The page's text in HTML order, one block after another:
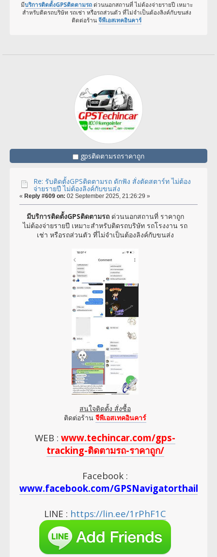
มีบริการติดตั้งGPSติดตามรถด่วนนอกสถานที่ ไม่ต้องจ่ายรายปี เหมาะ
สำหรับติดรถบริษัท รถเช่า หรือรถส่วนตัว ที่ไม่จำเป็นต้องลิงค์กับขนส่ง
ติดต่อร้านจีพีเอสเทคอินคาร์
gpsติดตามรถราคาถูก
Re: รับติดตั้งGPSติดตามรถ ดักฟัง สั่งตัดสตาร์ท ไม่ต้อง
จ่ายรายปี ไม่ต้องลิงค์กับขนส่ง
« Reply #609 on: 02 September 2025, 21:26:29 »
มีบริการติดตั้งGPSติดตามรถด่วนนอกสถานที่ ราคาถูก
ไม่ต้องจ่ายรายปี เหมาะสำหรับติดรถบริษัท รถโรงงาน รถ
เช่า หรือรถส่วนตัว ที่ไม่จำเป็นต้องลิงค์กับขนส่ง
สนใจติดตั้ง สั่งซื้อ
ติดต่อร้าน จีพีเอสเทคอินคาร์
WEB : www.techincar.com/gps-
tracking-ติดตามรถ-ราคาถูก/
Facebook :
www.facebook.com/
LINE : https://lin.ee/1rPhF1C